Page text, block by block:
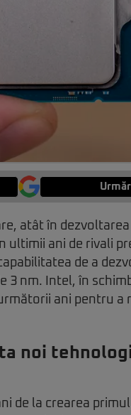
atât în
ani de rivali
de a
3 nm. Intel, în
ani pentru
noi
de la crearea